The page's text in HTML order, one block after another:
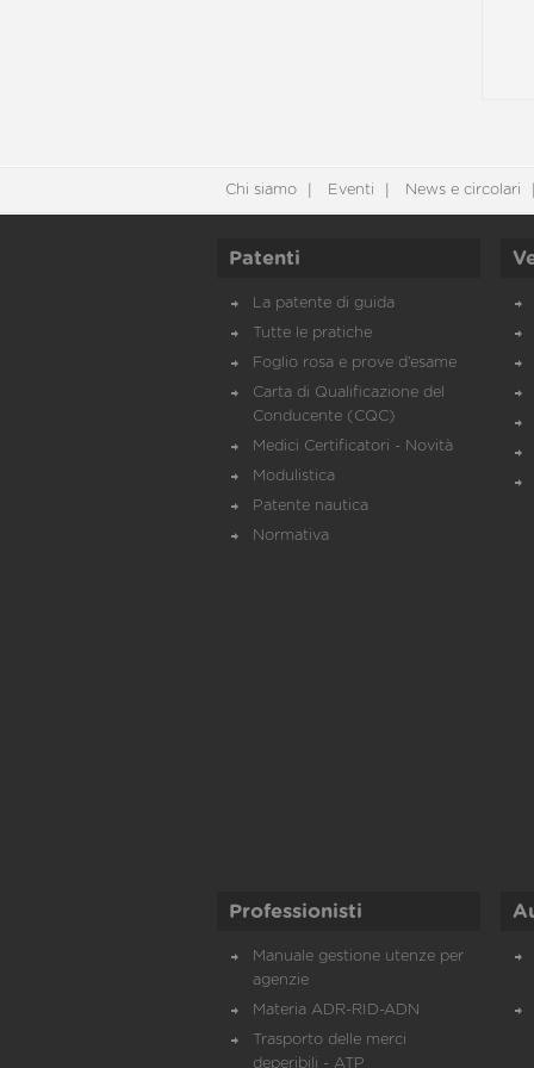
Chi siamo Eventi News e circolari
Patenti
La patente di guida
Tutte le pratiche
Foglio rosa e prove d’esame
Carta di Qualificazione del
Conducente (CQC)
Medici Certificatori - Novità
Modulistica
Patente nautica
Normativa
Professionisti
Manuale gestione utenze per
agenzie
Materia ADR-RID-ADN
Trasporto delle merci
deperibili - ATP